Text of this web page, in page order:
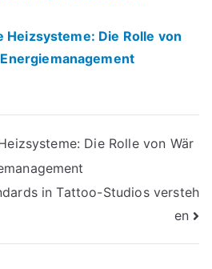
Die Rolle von
Die Rolle von Wär
in Tattoo-Studios versteh
en